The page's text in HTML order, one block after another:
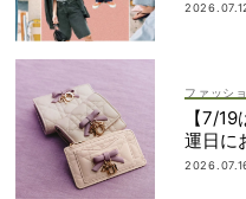
ファッシ
【7/
運日に
オール